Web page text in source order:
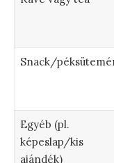
Snack/
Egyéb (pl.
képeslap/kis
ajándék)